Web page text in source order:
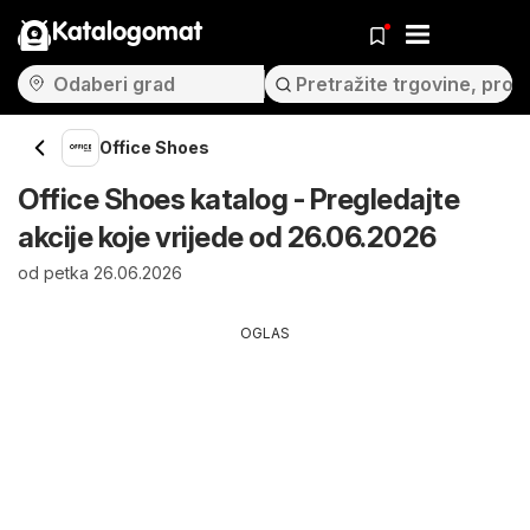
Katalogomat
Office Shoes
Office Shoes katalog - Pregledajte
akcije koje vrijede od 26.06.2026
od petka 26.06.2026
OGLAS